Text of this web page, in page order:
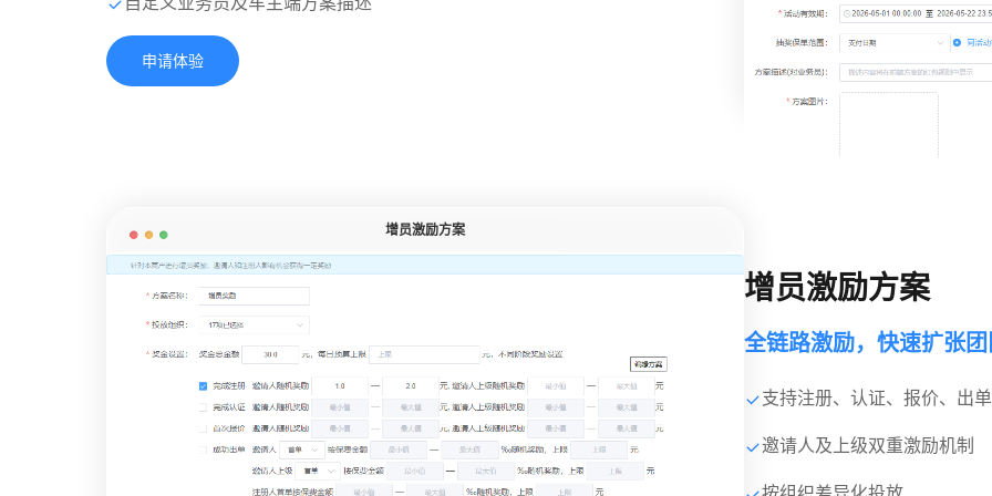
申请体验
增员激励方案
全链路激励，快速扩张
支持注册、认证、报价、出
邀请人及上级双重激励机制
增员激励方案